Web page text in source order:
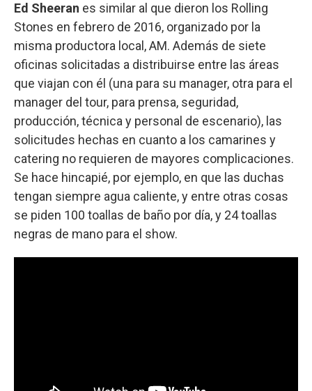
Ed Sheeran es similar al que dieron los Rolling
Stones en febrero de 2016, organizado por la
misma productora local, AM. Además de siete
oficinas solicitadas a distribuirse entre las áreas
que viajan con él (una para su manager, otra para el
manager del tour, para prensa, seguridad,
producción, técnica y personal de escenario), las
solicitudes hechas en cuanto a los camarines y
catering no requieren de mayores complicaciones.
Se hace hincapié, por ejemplo, en que las duchas
tengan siempre agua caliente, y entre otras cosas
se piden 100 toallas de baño por día, y 24 toallas
negras de mano para el show.